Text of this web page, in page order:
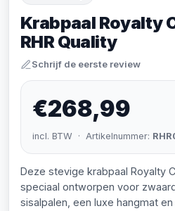
Krabpaal Royalty
RHR Quality
Schrijf de eerste review
€268,99
incl. BTW · Artikelnummer:
Deze stevige krabpaal Royalty
speciaal ontworpen voor
sisalpalen, een luxe hangmat